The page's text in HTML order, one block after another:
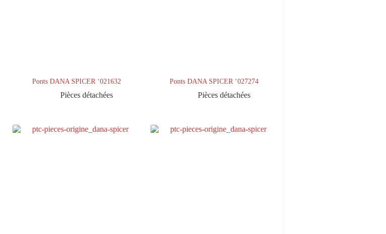
Ponts DANA SPICER ‘021632
Pièces détachées
Ponts DANA SPICER ‘027274
Pièces détachées